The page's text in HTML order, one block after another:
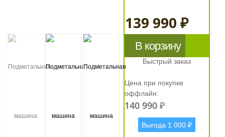
139 990 ₽
В корзину
Быстрый заказ
Цена при покупке
оффлайн:
140 990 ₽
Выгода 1 000 ₽